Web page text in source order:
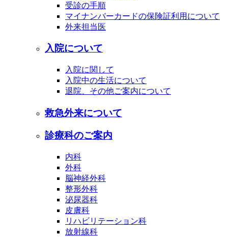
受診の手順
マイナンバーカードの保険証利用について
外来担当医
入院について
入院に関して
入院中の生活について
退院、その他ご案内について
救急外来について
診療科のご案内
内科
外科
脳神経外科
整形外科
泌尿器科
皮膚科
リハビリテーション科
放射線科